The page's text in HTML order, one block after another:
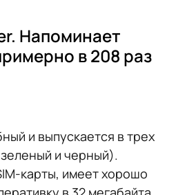
Напоминает
в 208 раз
и выпускается в трех
и черный).
карты, имеет хорошо